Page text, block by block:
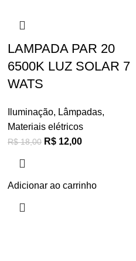
LAMPADA PAR 20
6500K LUZ SOLAR 7
WATS
Iluminação, Lâmpadas,
Materiais elétricos
R$18,00 R$ 12,00
Adicionar ao carrinho